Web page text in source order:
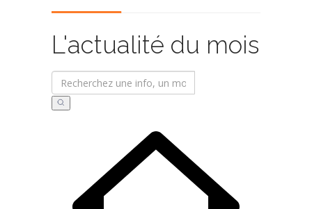
L'actualité du mois